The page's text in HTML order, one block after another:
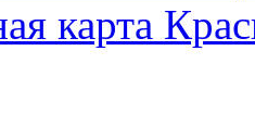
карта